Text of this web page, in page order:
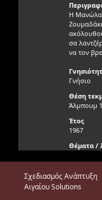
Η Μανώλα
σα
να τον
Γνήσιο
Θέση
Άλμπουμ
Έτος
1967
Θέματα /
Δείτε το
Σχεδιασμός Ανάπτυξη
Αιγαίου Solutions